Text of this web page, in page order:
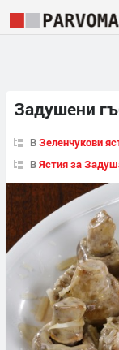
Задушени
ВЗеленчукови
ВЯстия за